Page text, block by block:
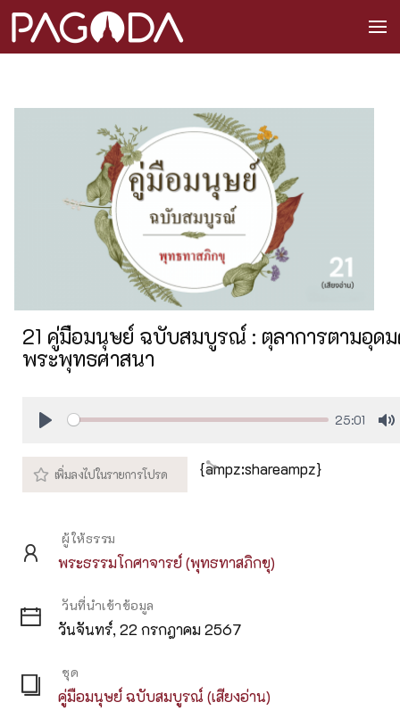
21 คู่มือมนุษย์ ฉบับสมบูรณ์ : ตุลาการตามอุด
พระพุทธศาสนา
25:01
{ampz:shareampz}
ผู้ให้ธรรม
พระธรรมโกศาจารย์ (พุทธทาสภิกขุ)
วันที่นำเข้าข้อมูล
วันจันทร์, 22 กรกฎาคม 2567
ชุด
คู่มือมนุษย์ ฉบับสมบูรณ์ (เสียงอ่าน)